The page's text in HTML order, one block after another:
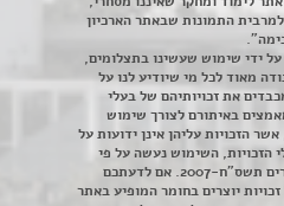
התמונות שבאתר הארכיון
על ידי שימוש שעשינו בתצלומים,
מאוד לכל מי שיודיע לנו על
את זכויותיהם של בעלי
באיתורם לצורך שימוש
הזכויות עליהן אינן ידועות על
הזכויות, השימוש נעשה על פי
סעיף 27א לחוק זכויות יוצרים תשס"ח-2007. אם לדעתכם
יוצרים בחומר המופיע באתר